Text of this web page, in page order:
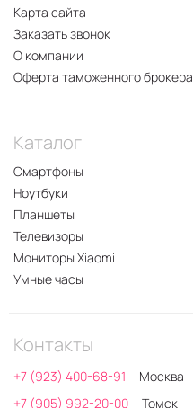
Карта сайта
Заказать звонок
О компании
Оферта таможенного брокера
Каталог
Смартфоны
Ноутбуки
Планшеты
Телевизоры
Мониторы Xiaomi
Умные часы
Контакты
+7 (923) 400-68-91
Москва
+7 (905) 992-20-00
Томск